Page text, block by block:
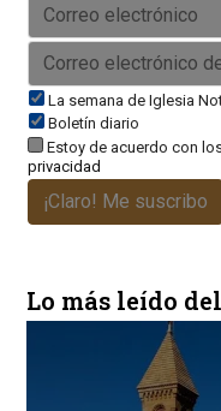
La semana de Iglesia
Boletín diario
Estoy de acuerdo con
privacidad
¡Claro! Me suscribo
Lo más leído